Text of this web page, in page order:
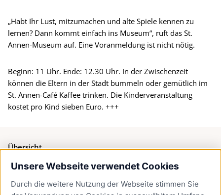
Unsere Webseite verwendet Cookies
Durch die weitere Nutzung der Webseite stimmen Sie
„Habt Ihr Lust, mitzumachen und alte Spiele kennen zu
lernen? Dann kommt einfach ins Museum“, ruft das St.
Annen-Museum auf. Eine Voranmeldung ist nicht nötig.
Beginn: 11 Uhr. Ende: 12.30 Uhr. In der Zwischenzeit
können die Eltern in der Stadt bummeln oder gemütlich im
St. Annen-Café Kaffee trinken. Die Kinderveranstaltung
kostet pro Kind sieben Euro. +++
Übersicht
Bürgerservice
Presse